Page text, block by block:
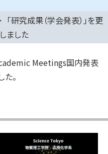
「研究成果（学会発表）」を更
ました
Meetings国内発表
。